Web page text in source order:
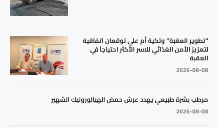
“تطوير العقبة” وتكية أم علي توقعان اتفاقية
لتعزيز الأمن الغذائي للاسر الأكثر احتياجاً في
العقبة
2026-08-08
مرطب بشرة طبيعي يهدد عرش حمض الهيالورونيك الشهير
2026-08-08